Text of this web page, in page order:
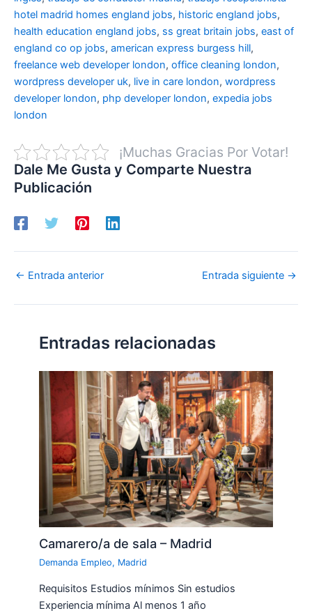
hotel madrid homes england jobs, historic england jobs,
health education england jobs, ss great britain jobs, east of
england co op jobs, american express burgess hill,
freelance web developer london, office cleaning london,
wordpress developer uk, live in care london, wordpress
developer london, php developer london, expedia jobs
london
¡Muchas Gracias Por Votar!
Dale Me Gusta y Comparte Nuestra
Publicación
← Entrada anterior Entrada siguiente →
Entradas relacionadas
Camarero/a de sala – Madrid
Demanda Empleo, Madrid
Requisitos Estudios mínimos Sin estudios
Experiencia mínima Al menos 1 año